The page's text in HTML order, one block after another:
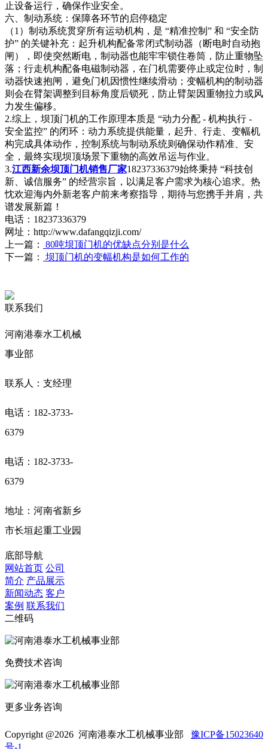
止设备运行，确保作业安全。
六、制动系统：保障各环节的启停稳定
（1）制动系统贯穿所有运动机构，是 “精准控制” 和 “安全防
护” 的关键补充：起升机构配备常闭式制动器（断电时自动抱
闸），即使突然断电，制动器也能牢牢锁住卷筒，防止重物坠
落；行走机构配备电磁制动器，在门机需要停止或定位时，制
动器快速抱闸，避免门机因惯性继续滑动；变幅机构的制动器
则会在臂架调整到目标角度后锁死，防止臂架因重物拉力或风
力发生偏移。
2.综上，坝顶门机的工作原理本质是 “动力分配 - 机构执行 -
安全监控” 的闭环：动力系统提供能量，起升、行走、变幅机
构完成具体动作，控制系统与制动系统则确保动作精准、安
全，最终实现坝顶场景下重物的高效吊运与作业。
3.江西新余坝顶门机销售厂家18237336379始终秉持 “科技创
新、诚信服务” 的经营宗旨，以满足客户需求为核心追求。热
忱欢迎海内外新老客户前来考察指导，期待与您携手并肩，共
谱发展新篇！
电话：18237336379
网址：http://www.dafangqizji.com/
上一篇：
80吨坝顶门机的优缺点分别是什么
下一篇：
坝顶门机的变幅机构是如何工作的
联系我们
河南港泰水工机械
事业部
联系人：支经理
电话：182-3733-
6379
电话：182-3733-
6379
地址：河南省新乡
市长垣起重工业园
底部导航
网站首页 公司
简介 产品展示
新闻动态 客户
案例 联系我们
二维码
免费技术咨询
更多业务咨询
Copyright @2026 河南港泰水工机械事业部 豫ICP备15023640
号-1